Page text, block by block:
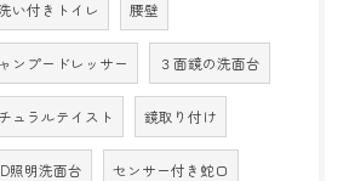
い付きトイレ 腰壁
ンプードレッサー ３面鏡の洗面台
ュラルテイスト 鏡取り付け
照明洗面台 センサー付き蛇口